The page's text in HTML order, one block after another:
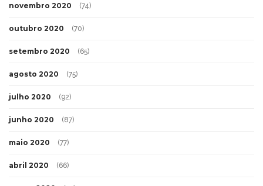
novembro 2020 (74)
outubro 2020 (70)
setembro 2020 (65)
agosto 2020 (75)
julho 2020 (92)
junho 2020 (87)
maio 2020 (77)
abril 2020 (66)